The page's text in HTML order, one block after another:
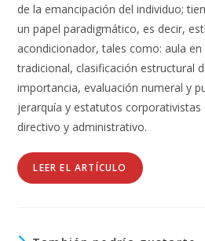
de la emancipación del individuo;
un papel paradigmático, es decir,
acondicionador, tales como: aula
tradicional, clasificación estructural
importancia, evaluación numeral y
jerarquía y estatutos corporativistas
directivo y administrativo.
LEER EL ARTÍCULO